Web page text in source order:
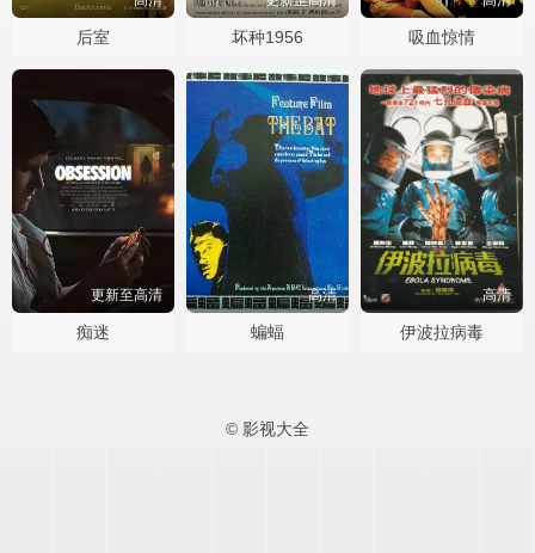
后室 坏种1956 吸血惊情
更新至高清
痴迷
高清
蝙蝠
高清
伊波拉病毒
© 影视大全